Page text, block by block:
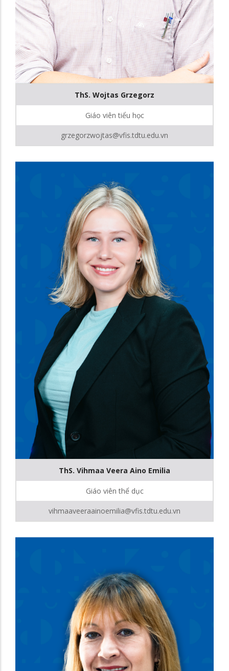
ThS. Wojtas Grzegorz
Giáo viên tiểu học
grzegorzwojtas@vfis.tdtu.edu.vn
ThS. Vihmaa Veera Aino Emilia
Giáo viên thể dục
vihmaaveeraainoemilia@vfis.tdtu.edu.vn